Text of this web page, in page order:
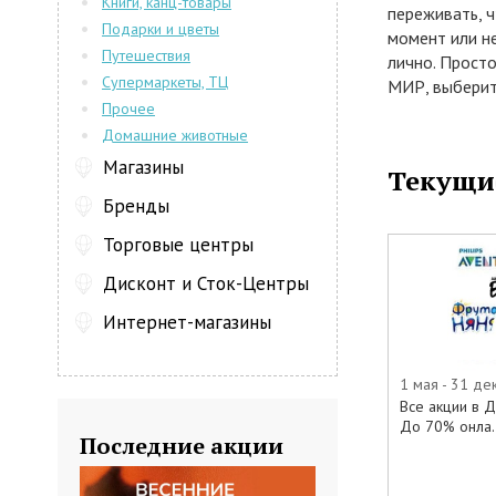
переживать,
момент или
лично.
МИР,
адресат.
номиналы:
можно
территории
магазина
стоимость
возможна
1 мая - 31
Все акции в
До 70%
Подарки и цветы
Путешествия
Супермаркеты, ТЦ
Прочее
Домашние животные
Магазины
Бренды
Торговые центры
Дисконт и Сток-Центры
Интернет-магазины
Последние акции